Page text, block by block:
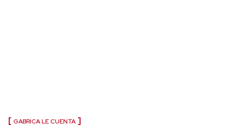
GABRICA LE CUENTA